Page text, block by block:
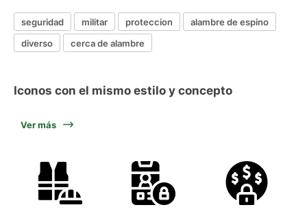
seguridad militar proteccion
alambre de espino
diverso
cerca de alambre
Iconos con el mismo estilo y concepto
Ver más